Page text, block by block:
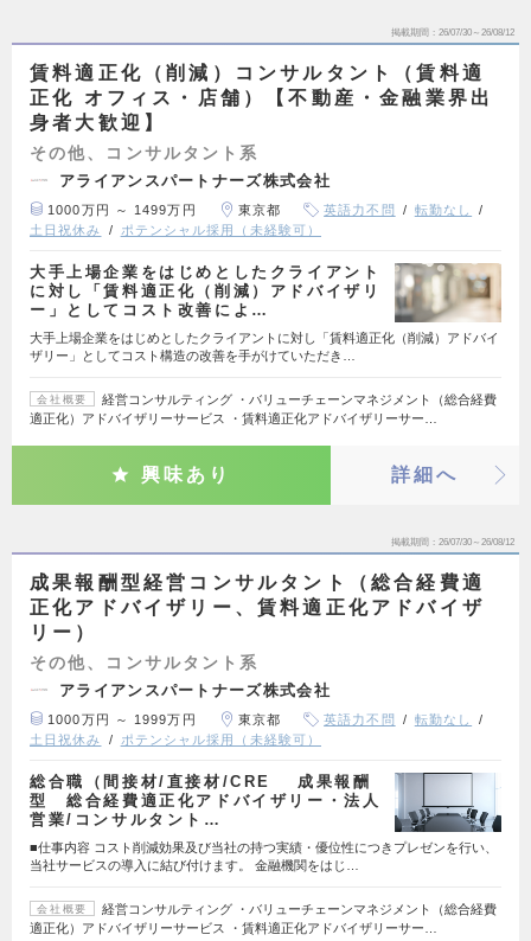
掲載期間 26/07/30～26/08/12
賃料適正化（削減）コンサルタント（賃料適
正化 オフィス・店舗）【不動産・金融業界出
身者大歓迎】
その他、コンサルタント系
アライアンスパートナーズ株式会社
1000万円 ～ 1499万円 東京都 英語力不問
転勤なし
土日祝休み
ポテンシャル採用（未経験可）
大手上場企業をはじめとしたクライアント
に対し「賃料適正化（削減）アドバイザリ
ー」としてコスト改善によ…
大手上場企業をはじめとしたクライアントに対し「賃料適正化（削減）アドバイ
ザリー」としてコスト構造の改善を手がけていただき…
会社概要
経営コンサルティング ・バリューチェーンマネジメント（総合経費
適正化）アドバイザリーサービス ・賃料適正化アドバイザリーサー…
興味あり 詳細へ
掲載期間 26/07/30～26/08/12
成果報酬型経営コンサルタント（総合経費適
正化アドバイザリー、賃料適正化アドバイザ
リー）
その他、コンサルタント系
アライアンスパートナーズ株式会社
1000万円 ～ 1999万円 東京都 英語力不問
転勤なし
土日祝休み
ポテンシャル採用（未経験可）
総合職（間接材/直接材/CRE 成果報酬
型 総合経費適正化アドバイザリー・法人
営業/コンサルタント…
■仕事内容 コスト削減効果及び当社の持つ実績・優位性につきプレゼンを行い、
当社サービスの導入に結び付けます。 金融機関をはじ…
会社概要
経営コンサルティング ・バリューチェーンマネジメント（総合経費
適正化）アドバイザリーサービス ・賃料適正化アドバイザリーサー…